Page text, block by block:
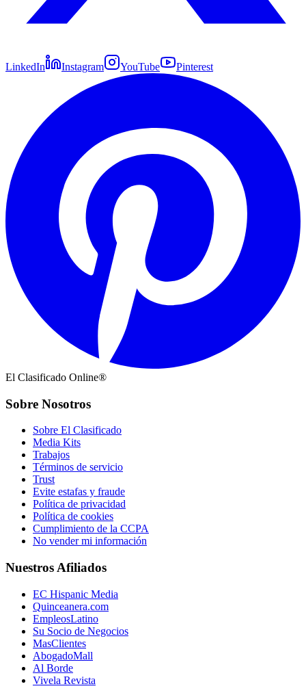
LinkedIn Instagram YouTube Pinterest
El Clasificado Online®
Sobre Nosotros
Sobre El Clasificado
Media Kits
Trabajos
Términos de servicio
Trust
Evite estafas y fraude
Política de privacidad
Política de cookies
Cumplimiento de la CCPA
No vender mi información
Nuestros Afiliados
EC Hispanic Media
Quinceanera.com
EmpleosLatino
Su Socio de Negocios
MasClientes
AbogadoMall
Al Borde
Vivela Revista